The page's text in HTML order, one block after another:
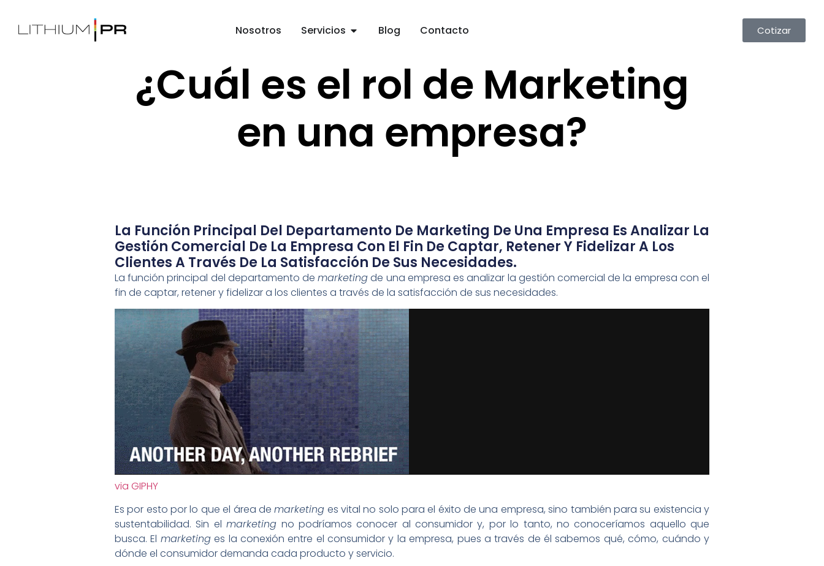
Nosotros Servicios Blog Contacto Cotizar
¿Cuál es el rol de Marketing
en una empresa?
La Función Principal Del Departamento De Marketing De Una Empresa Es Analizar La
Gestión Comercial De La Empresa Con El Fin De Captar, Retener Y Fidelizar A Los
Clientes A Través De La Satisfacción De Sus Necesidades.
La función principal del departamento demarketingde una empresa es analizar la gestión comercial de la empresa con el
fin de captar, retener y fidelizar a los clientes a través de la satisfacción de sus necesidades.
via GIPHY
Es por esto por lo que el área demarketing es vital no solo para el éxito de una empresa, sino también para su existencia y
sustentabilidad. Sin elmarketing no podríamos conocer al consumidor y, por lo tanto, no conoceríamos aquello que
busca. El marketinges la conexión entre el consumidor y la empresa, pues a través de él sabemos qué, cómo, cuándo y
dónde el consumidor demanda cada producto y servicio.